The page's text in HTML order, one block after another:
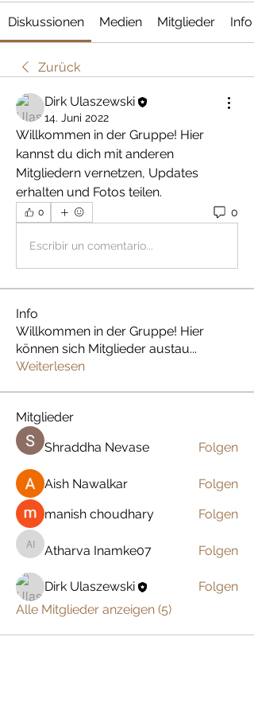
Diskussionen Medien Mitglieder Info
Zurück
Dirk Ulaszewski
14. Juni 2022
Willkommen in der Gruppe! Hier
kannst du dich mit anderen
Mitgliedern vernetzen, Updates
erhalten und Fotos teilen.
0 0
Escribir un comentario...
Info
Willkommen in der Gruppe! Hier
können sich Mitglieder austau...
Weiterlesen
Mitglieder
Shraddha Nevase
Folgen
Aish Nawalkar
Folgen
manish choudhary
Folgen
Atharva Inamke07
Atharva Inamke07 Folgen
Dirk Ulaszewski
Folgen
Alle Mitglieder anzeigen (5)